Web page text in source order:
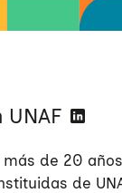
de 20
de